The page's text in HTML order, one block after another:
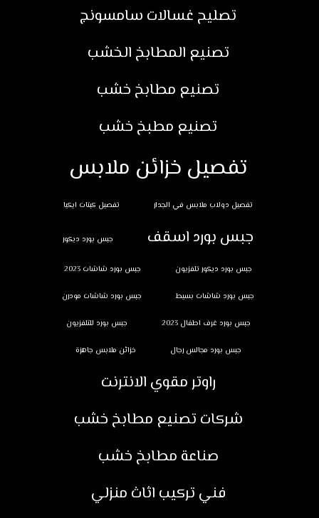
تصليح غسالات سامسونج
تصنيع المطابخ الخشب
تصنيع مطابخ خشب
تصنيع مطبخ خشب
تفصيل خزائن ملابس
تفصيل دولاب ملابس في الجدار تفصيل كبتات ايكيا
جبس بورد اسقف جبس بورد ديكور
جبس بورد ديكور تلفزيون جبس بورد شاشات 2023
جبس بورد شاشات بسيط جبس بورد شاشات مودرن
جبس بورد غرف اطفال 2023 جبس بورد للتلفزيون
جبس بورد مجالس رجال خزائن ملابس جاهزة
راوتر مقوي الانترنت
شركات تصنيع مطابخ خشب
صناعة مطابخ خشب
فني تركيب اثاث منزلي